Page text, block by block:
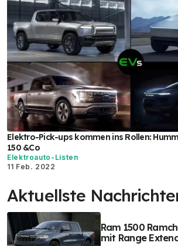
Elektro-Pick-ups kommen ins Rollen:
150 &Co
Elektroauto-Listen
11 Feb. 2022
Aktuellste
Ram 1500
mit Range